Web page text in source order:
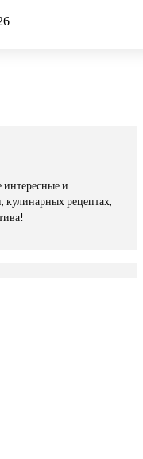
и
кулинарных рецептах,